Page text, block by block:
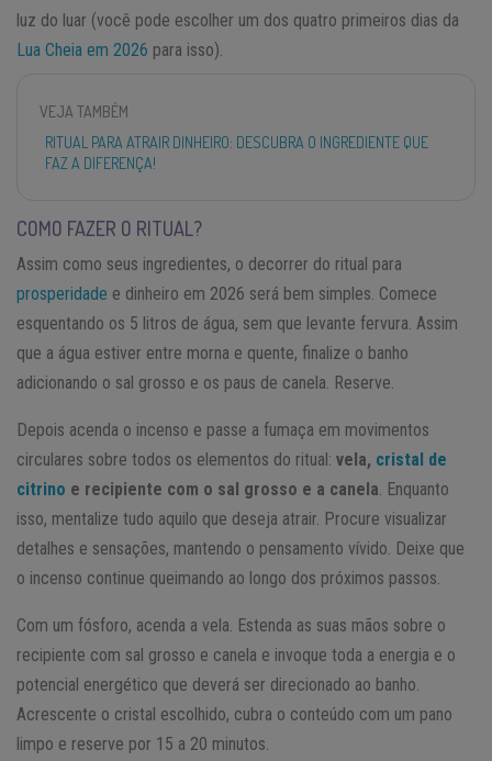
luz do luar (você pode escolher um dos quatro primeiros dias da
Lua Cheia em 2026 para isso).
VEJA TAMBÉM
RITUAL PARA ATRAIR DINHEIRO: DESCUBRA O INGREDIENTE QUE
FAZ A DIFERENÇA!
COMO FAZER O RITUAL?
Assim como seus ingredientes, o decorrer do ritual para
prosperidade e dinheiro em 2026 será bem simples. Comece
esquentando os 5 litros de água, sem que levante fervura. Assim
que a água estiver entre morna e quente, finalize o banho
adicionando o sal grosso e os paus de canela. Reserve.
Depois acenda o incenso e passe a fumaça em movimentos
circulares sobre todos os elementos do ritual: vela, cristal de
citrino e recipiente com o sal grosso e a canela . Enquanto
isso, mentalize tudo aquilo que deseja atrair. Procure visualizar
detalhes e sensações, mantendo o pensamento vívido. Deixe que
o incenso continue queimando ao longo dos próximos passos.
Com um fósforo, acenda a vela. Estenda as suas mãos sobre o
recipiente com sal grosso e canela e invoque toda a energia e o
potencial energético que deverá ser direcionado ao banho.
Acrescente o cristal escolhido, cubra o conteúdo com um pano
limpo e reserve por 15 a 20 minutos.